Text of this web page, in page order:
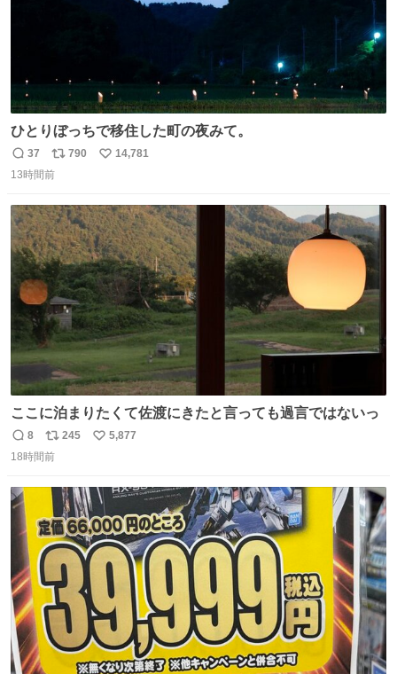
ひとりぼっちで移住した町の夜みて。
返
信
37
リ
ポ
ト
数
790
い
数
14,781
13時間前
ここに泊まりたくて佐渡にきたと言っても過言ではないっ
返
信
8
リ
ポ
ト
数
245
い
数
5,877
18時間前